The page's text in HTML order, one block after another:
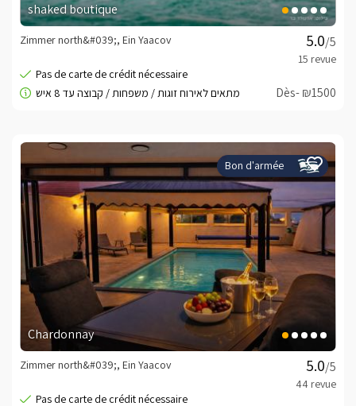
shaked boutique
/5
Zimmer north&#039;, Ein Yaacov
Dès- ₪1500
Bon d'armée
Chardonnay
/5
Zimmer north&#039;, Ein Yaacov